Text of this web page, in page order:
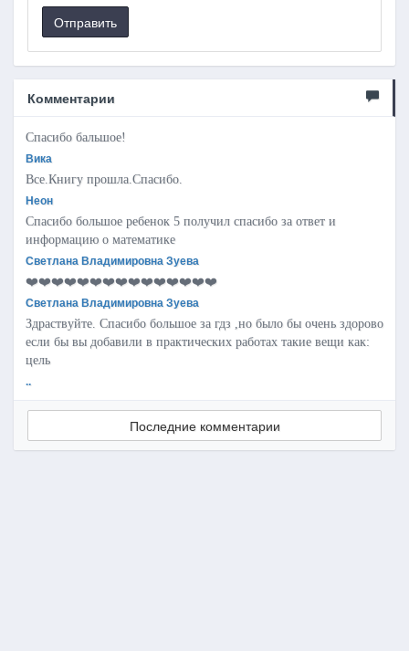
Отправить
Комментарии
Спасибо бальшое!
Вика
Все.Книгу прошла.Спасибо.
Неон
Спасибо большое ребенок 5 получил спасибо за ответ и
информацию о математике
Светлана Владимировна Зуева
❤️❤️❤️❤️❤️❤️❤️❤️❤️❤️❤️❤️❤️❤️❤️
Светлана Владимировна Зуева
Здраствуйте. Спасибо большое за гдз ,но было бы очень здорово
если бы вы добавили в практических работах такие вещи как:
цель
..
Последние комментарии